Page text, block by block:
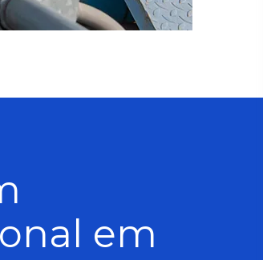
em